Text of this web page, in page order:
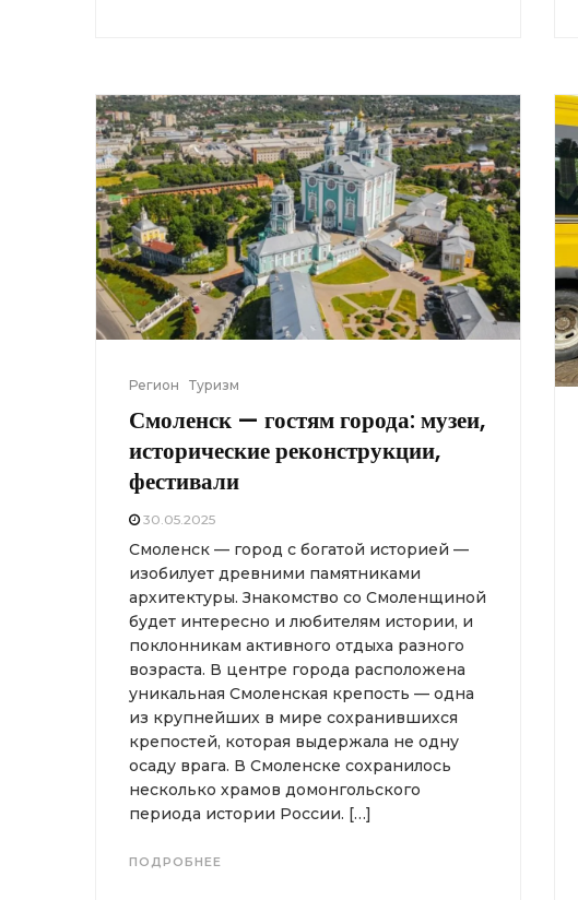
Регион Туризм
Смоленск — гостям города: музеи,
исторические реконструкции,
фестивали
30.05.2025
Смоленск — город с богатой историей —
изобилует древними памятниками
архитектуры. Знакомство со Смоленщиной
будет интересно и любителям истории, и
поклонникам активного отдыха разного
возраста. В центре города расположена
уникальная Смоленская крепость — одна
из крупнейших в мире сохранившихся
крепостей, которая выдержала не одну
осаду врага. В Смоленске сохранилось
несколько храмов домонгольского
периода истории России. […]
ПОДРОБНЕЕ